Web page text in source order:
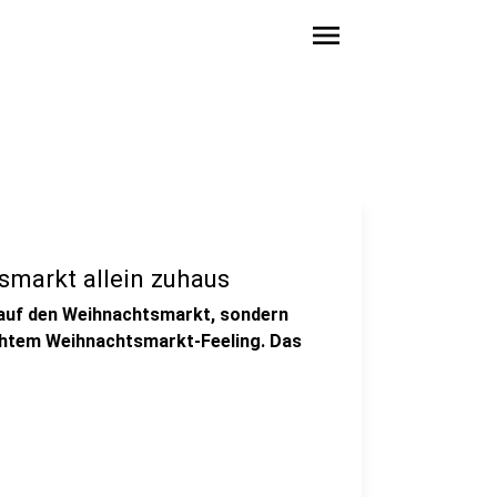
menu
allein zuhaus
den Weihnachtsmarkt, sondern
Weihnachtsmarkt-Feeling. Das